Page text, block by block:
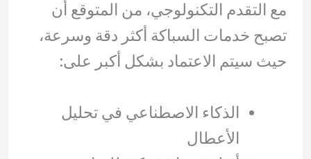
مع التقدم التكنولوجي، من المتوقع أن
تصبح خدمات السباكة أكثر دقة وسرعة،
حيث سيتم الاعتماد بشكل أكبر على:
الذكاء الاصطناعي في تحليل
الأعطال